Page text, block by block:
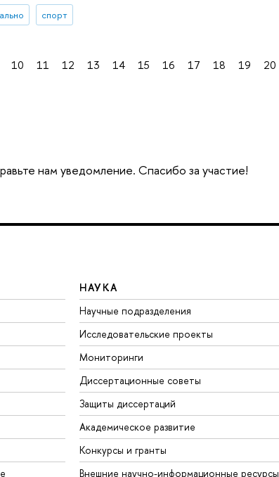
спорт
10 11 12 13 14 15 16 17 18 19
20
нам уведомление. Спасибо за участие!
НАУКА
Научные подразделения
Исследовательские проекты
Мониторинги
Диссертационные советы
Защиты диссертаций
Академическое развитие
Конкурсы и гранты
Внешние научно-информационные ресурсы